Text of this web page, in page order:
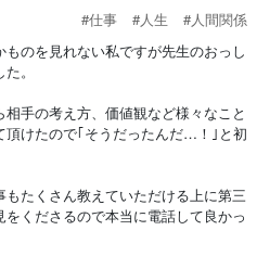
#仕事
#人生
#人間関係
のを見れない私ですが先生のおっし
。
手の考え方、価値観など様々なこと
頂けたので｢そうだったんだ…！｣と初
たくさん教えていただける上に第三
くださるので本当に電話して良かっ